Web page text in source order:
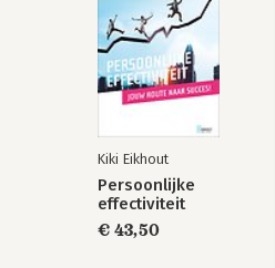
Kiki Eikhout
Persoonlijke
effectiviteit
€ 43,50